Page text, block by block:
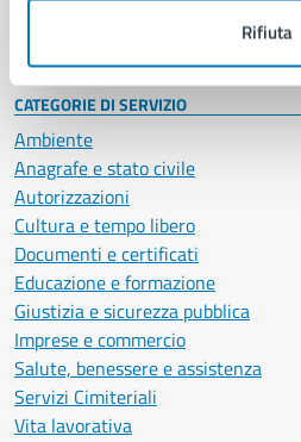
Rifiuta
Intranet, posta aziendale e protocollo
CATEGORIE DI SERVIZIO
Ambiente
Anagrafe e stato civile
Autorizzazioni
Cultura e tempo libero
Documenti e certificati
Educazione e formazione
Giustizia e sicurezza pubblica
Imprese e commercio
Salute, benessere e assistenza
Servizi Cimiteriali
Vita lavorativa